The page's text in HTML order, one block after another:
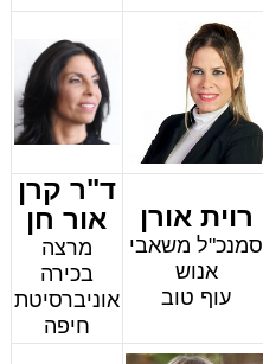
רוית אורן
סמנכ"ל משאבי
אנוש
עוף טוב
ד"ר קרן
אור חן
מרצה
בכירה
אוניברסיטת
חיפה